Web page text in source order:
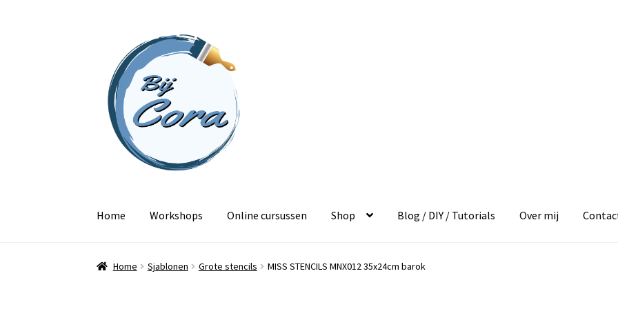
naar
navigatie
inhoud
Home Workshops Online cursussen Shop Blog / DIY / Tutorials Over mij
Home Sjablonen Grote stencils MISS STENCILS MNX012 35x24cm barok